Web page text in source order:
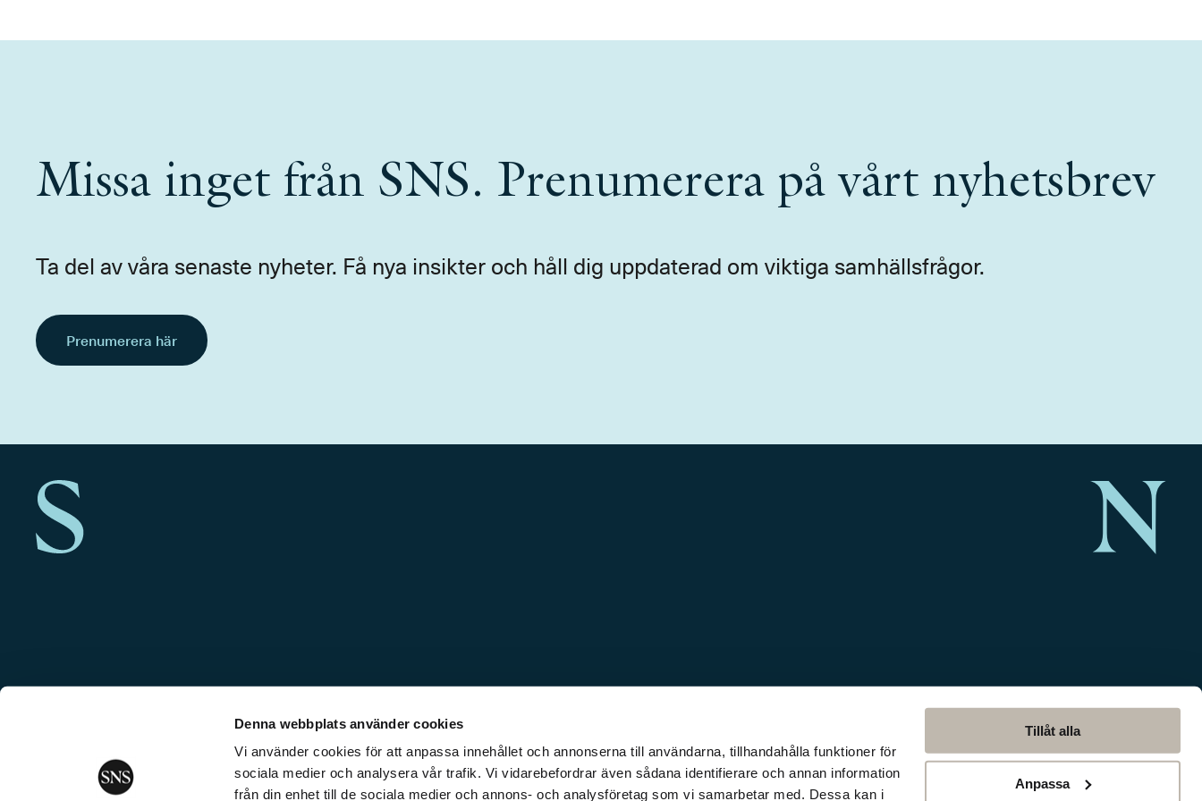
Denna webbplats använder cookies
Vi använder cookies för att anpassa innehållet och annonserna till användarna, tillhandahålla funktioner för
sociala medier och analysera vår trafik. Vi vidarebefordrar även sådana identifierare och annan information
från din enhet till de sociala medier och annons- och analysföretag som vi samarbetar med. Dessa kan i
Tillåt alla
Anpassa
Missa inget från SNS. Prenumerera på vårt nyhetsbrev
Ta del av våra senaste nyheter. Få nya insikter och håll dig uppdaterad om viktiga samhällsfrågor.
Prenumerera här